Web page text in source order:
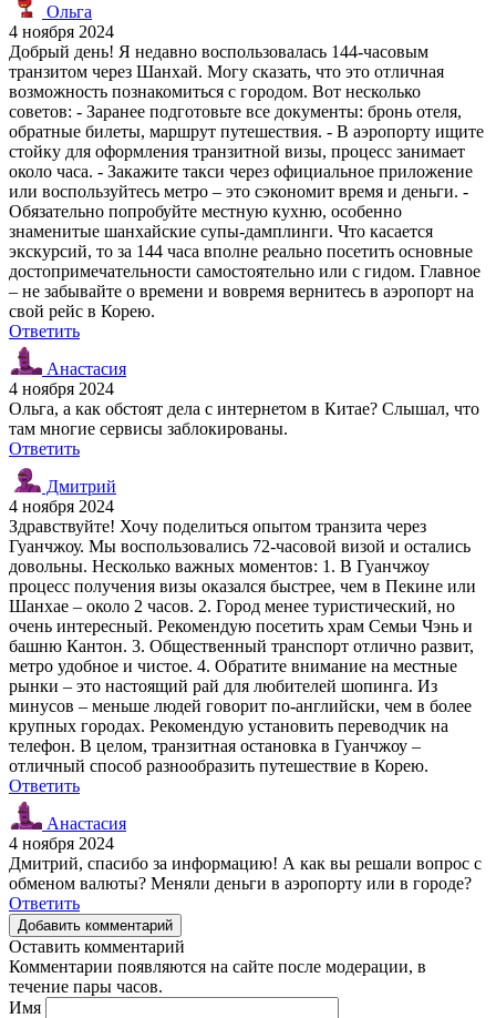
Ольга
4 ноября 2024
Добрый день! Я недавно воспользовалась 144-часовым
транзитом через Шанхай. Могу сказать, что это отличная
возможность познакомиться с городом. Вот несколько
советов: - Заранее подготовьте все документы: бронь отеля,
обратные билеты, маршрут путешествия. - В аэропорту ищите
стойку для оформления транзитной визы, процесс занимает
около часа. - Закажите такси через официальное приложение
или воспользуйтесь метро – это сэкономит время и деньги. -
Обязательно попробуйте местную кухню, особенно
знаменитые шанхайские супы-дамплинги. Что касается
экскурсий, то за 144 часа вполне реально посетить основные
достопримечательности самостоятельно или с гидом. Главное
– не забывайте о времени и вовремя вернитесь в аэропорт на
свой рейс в Корею.
Ответить
Анастасия
4 ноября 2024
Ольга, а как обстоят дела с интернетом в Китае? Слышал, что
там многие сервисы заблокированы.
Ответить
Дмитрий
4 ноября 2024
Здравствуйте! Хочу поделиться опытом транзита через
Гуанчжоу. Мы воспользовались 72-часовой визой и остались
довольны. Несколько важных моментов: 1. В Гуанчжоу
процесс получения визы оказался быстрее, чем в Пекине или
Шанхае – около 2 часов. 2. Город менее туристический, но
очень интересный. Рекомендую посетить храм Семьи Чэнь и
башню Кантон. 3. Общественный транспорт отлично развит,
метро удобное и чистое. 4. Обратите внимание на местные
рынки – это настоящий рай для любителей шопинга. Из
минусов – меньше людей говорит по-английски, чем в более
крупных городах. Рекомендую установить переводчик на
телефон. В целом, транзитная остановка в Гуанчжоу –
отличный способ разнообразить путешествие в Корею.
Ответить
Анастасия
4 ноября 2024
Дмитрий, спасибо за информацию! А как вы решали вопрос с
обменом валюты? Меняли деньги в аэропорту или в городе?
Ответить
Добавить комментарий
Оставить комментарий
Комментарии появляются на сайте после модерации, в
течение пары часов.
Имя